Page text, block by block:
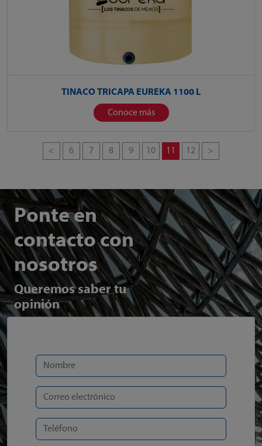
TINACO TRICAPA EUREKA 1100 L
Conoce más
< 6 7 8 9 10 11 12 >
Ponte en
contacto con
nosotros
Queremos saber tu
opinión